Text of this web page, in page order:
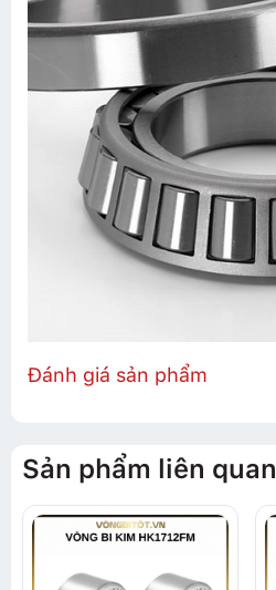
Đánh giá sản phẩm
Sản phẩm liên quan